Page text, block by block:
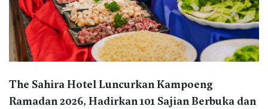
The Sahira Hotel Luncurkan Kampoeng
Ramadan 2026, Hadirkan 101 Sajian Berbuka dan